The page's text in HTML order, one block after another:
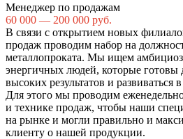
Менеджер по продажам
60 000 — 200 000 руб.
В связи с открытием новых
продаж проводим набор на
металлопроката. Мы ищем
энергичных людей, которые готовы
высоких результатов и развиваться
Для этого мы проводим
и технике продаж, чтобы наши
на рынке и могли правильно и
клиенту о нашей продукции.